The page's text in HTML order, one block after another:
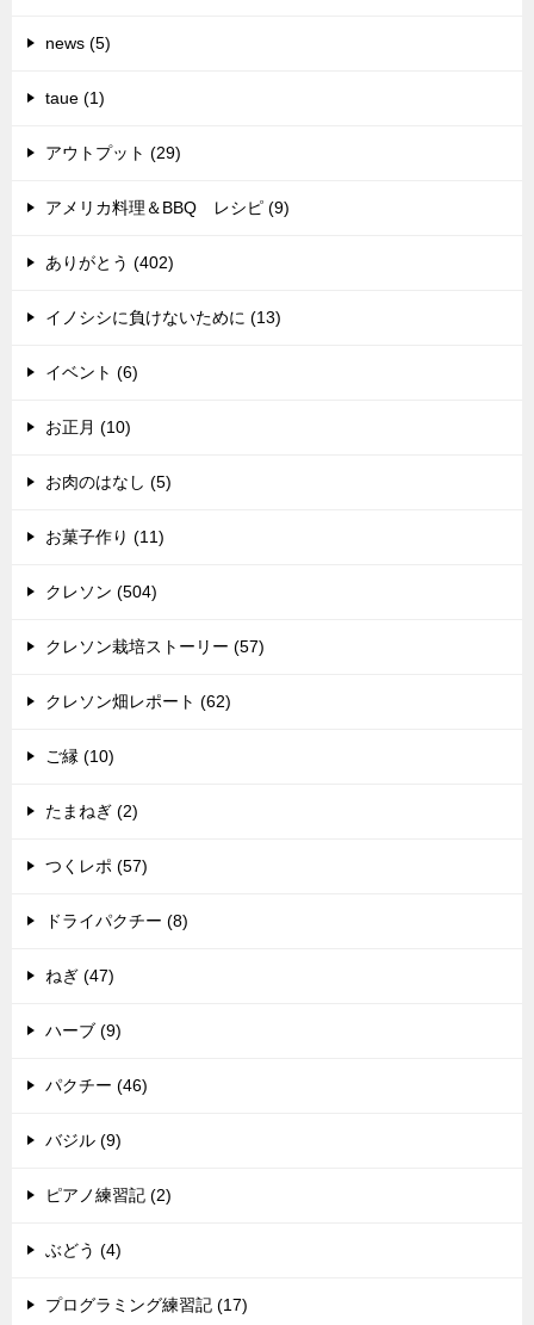
news (5)
taue (1)
アウトプット (29)
アメリカ料理＆BBQ レシピ (9)
ありがとう (402)
イノシシに負けないために (13)
イベント (6)
お正月 (10)
お肉のはなし (5)
お菓子作り (11)
クレソン (504)
クレソン栽培ストーリー (57)
クレソン畑レポート (62)
ご縁 (10)
たまねぎ (2)
つくレポ (57)
ドライパクチー (8)
ねぎ (47)
ハーブ (9)
パクチー (46)
バジル (9)
ピアノ練習記 (2)
ぶどう (4)
プログラミング練習記 (17)